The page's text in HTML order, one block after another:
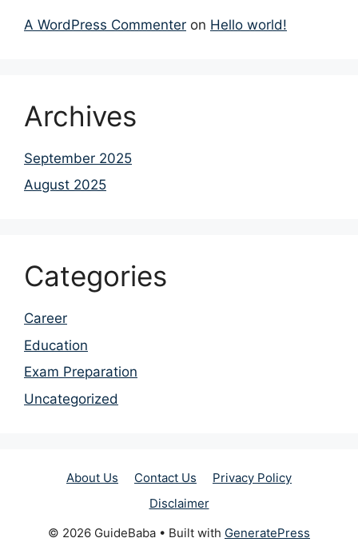
A WordPress Commenter on Hello world!
Archives
September 2025
August 2025
Categories
Career
Education
Exam Preparation
Uncategorized
About Us Contact Us
Privacy Policy
Disclaimer
© 2026 GuideBaba • Built with GeneratePress